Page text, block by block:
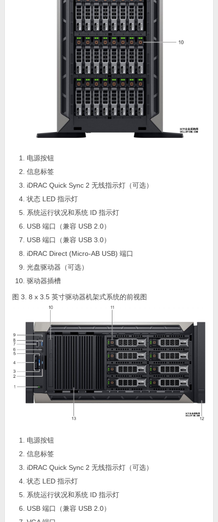
电源按钮
信息标签
iDRAC Quick Sync 2 无线指示灯（可选）
状态 LED 指示灯
系统运行状况和系统 ID 指示灯
USB 端口（兼容 USB 2.0）
USB 端口（兼容 USB 3.0）
iDRAC Direct (Micro-AB USB) 端口
光盘驱动器（可选）
驱动器插槽
图 3. 8 x 3.5 英寸驱动器机架式系统的前视图
电源按钮
信息标签
iDRAC Quick Sync 2 无线指示灯（可选）
状态 LED 指示灯
系统运行状况和系统 ID 指示灯
USB 端口（兼容 USB 2.0）